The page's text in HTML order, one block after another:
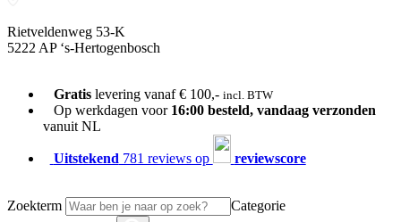
Rietveldenweg 53-K
5222 AP ‘s-Hertogenbosch
Gratislevering vanaf € 100,- incl. BTW
Op werkdagen voor 16:00 besteld, vandaag verzonden
vanuit NL
Uitstekend 781 reviews op reviewscore
Zoekterm Categorie